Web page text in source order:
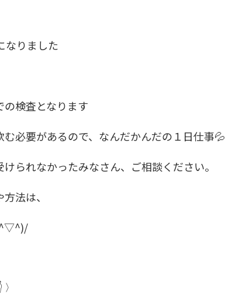
なりました
検査となります
必要があるので、なんだかんだの１日仕事💦
られなかったみなさん、ご相談ください。
法は、